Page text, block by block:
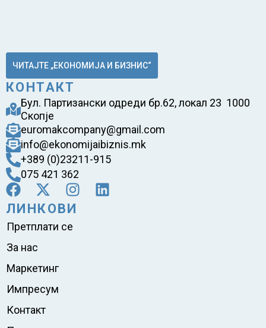
ЧИТАЈТЕ „ЕКОНОМИЈА И БИЗНИС“
КОНТАКТ
Бул. Партизански одреди бр.62, локал 23 1000
Скопје
euromakcompany@gmail.com
info@ekonomijaibiznis.mk
+389 (0)23211-915
075 421 362
ЛИНКОВИ
Претплати се
За нас
Маркетинг
Импресум
Контакт